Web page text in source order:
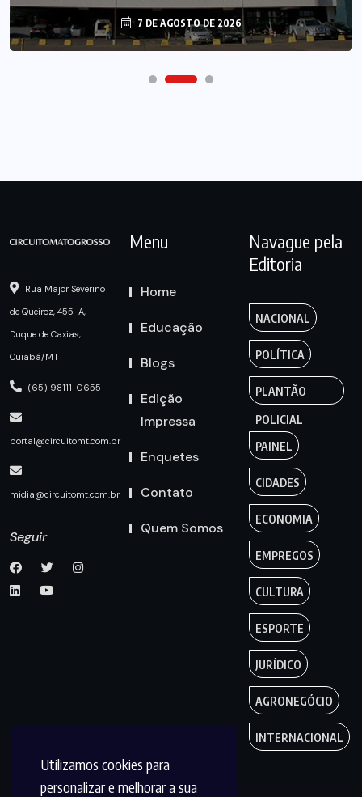
Utilizamos cookies para
personalizar e melhorar a sua
7 DE AGOSTO DE 2026
Rua Major Severino
de Queiroz, 455-A,
Duque de Caxias,
Cuiabá/MT
(65) 98111-0655
portal@circuitomt.com.br
midia@circuitomt.com.br
Seguir
Menu
Home
Educação
Blogs
Edição
Impressa
Enquetes
Contato
Quem Somos
Navague pela
Editoria
NACIONAL
POLÍTICA
PLANTÃO
POLICIAL
PAINEL
CIDADES
ECONOMIA
EMPREGOS
CULTURA
ESPORTE
JURÍDICO
AGRONEGÓCIO
INTERNACIONAL